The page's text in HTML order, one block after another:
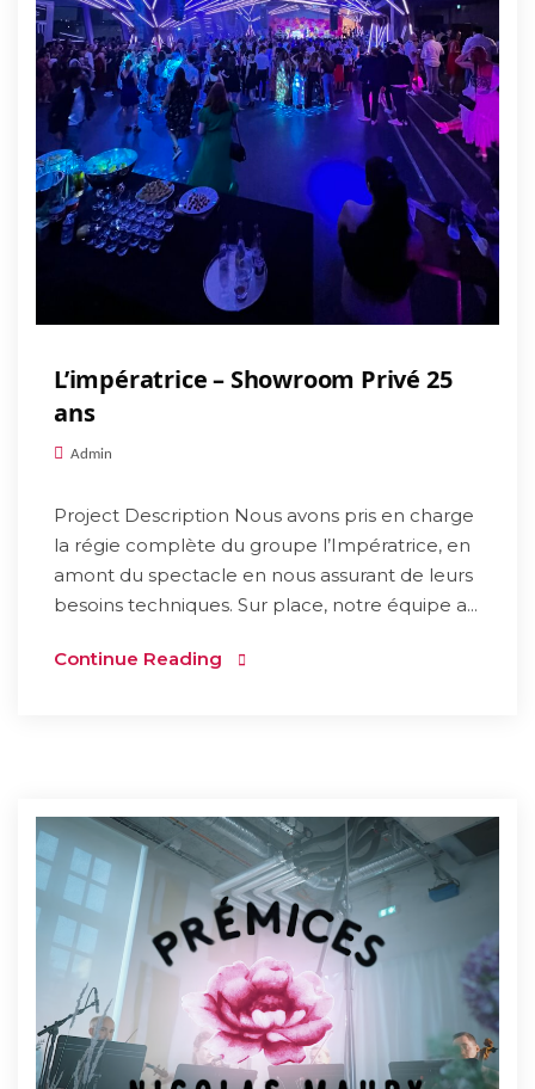
L’impératrice – Showroom Privé 25
ans
Admin
Project Description Nous avons pris en charge
la régie complète du groupe l’Impératrice, en
amont du spectacle en nous assurant de leurs
besoins techniques. Sur place, notre équipe a...
Continue Reading